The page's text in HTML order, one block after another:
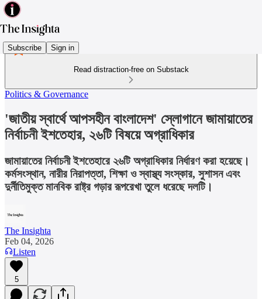
Subscribe Sign in
Read distraction-free on Substack
Politics & Governance
'জাতীয় স্বার্থে আপসহীন বাংলাদেশ' স্লোগানে জামায়াতের
নির্বাচনী ইশতেহার, ২৬টি বিষয়ে অগ্রাধিকার
জামায়াতের নির্বাচনী ইশতেহারে ২৬টি অগ্রাধিকার নির্ধারণ করা হয়েছে।
কর্মসংস্থান, নারীর নিরাপত্তা, শিক্ষা ও স্বাস্থ্য সংস্কার, সুশাসন এবং
দুর্নীতিমুক্ত মানবিক রাষ্ট্র গড়ার রূপরেখা তুলে ধরেছে দলটি।
The Insighta
Feb 04, 2026
Listen
5